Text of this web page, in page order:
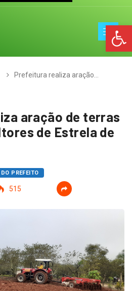
Prefeitura realiza aração…
aração de terras
de Estrela de
PREFEITO
515